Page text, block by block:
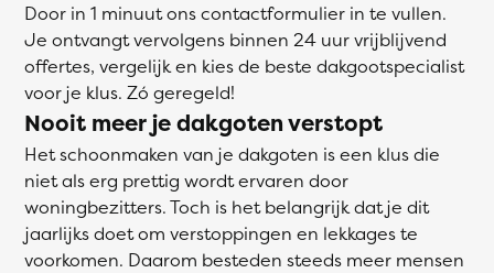
Door in 1 minuut ons contactformulier in te vullen.
Je ontvangt vervolgens binnen 24 uur vrijblijvend
offertes, vergelijk en kies de beste dakgootspecialist
voor je klus. Zó geregeld!
Nooit meer je dakgoten verstopt
Het schoonmaken van je dakgoten is een klus die
niet als erg prettig wordt ervaren door
woningbezitters. Toch is het belangrijk dat je dit
jaarlijks doet om verstoppingen en lekkages te
voorkomen. Daarom besteden steeds meer mensen